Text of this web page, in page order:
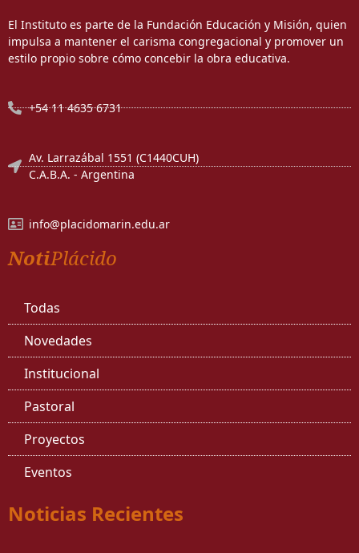
El Instituto es parte de la Fundación Educación y Misión, quien
impulsa a mantener el carisma congregacional y promover un
estilo propio sobre cómo concebir la obra educativa.
+54 11 4635 6731
Av. Larrazábal 1551 (C1440CUH)
C.A.B.A. - Argentina
info@placidomarin.edu.ar
NotiPlácido
Todas
Novedades
Institucional
Pastoral
Proyectos
Eventos
Noticias Recientes